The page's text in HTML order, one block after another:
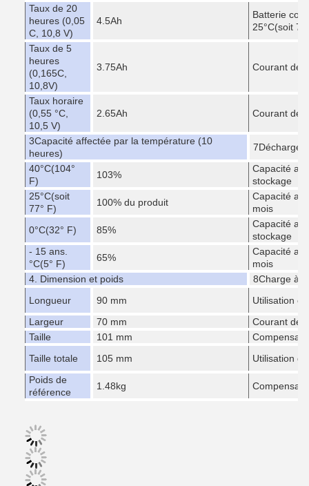
Taux de 20
heures (0,05
C, 10,8 V)
4.5Ah
Batterie
25°C(soit
Taux de 5
heures
(0,165C,
10,8V)
3.75Ah Courant de
Taux horaire
(0,55 °C,
10,5 V)
2.65Ah Courant de
3Capacité affectée par la température (10
heures)
7Décharge
40°C(104°
F)
103%
Capacité
stockage
25°C(soit
77° F)
100% du produit
Capacité
mois
0°C(32° F) 85%
Capacité
stockage
- 15 ans.
°C(5° F)
65%
Capacité
mois
4. Dimension et poids
8Charge à
Longueur
90 mm
Utilisation
Largeur
70 mm
Courant de
Taille
101 mm
Taille totale
105 mm
Utilisation
Poids de
référence
1.48kg